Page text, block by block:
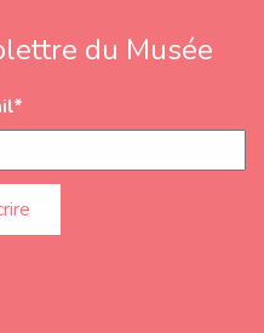
du Musée
*